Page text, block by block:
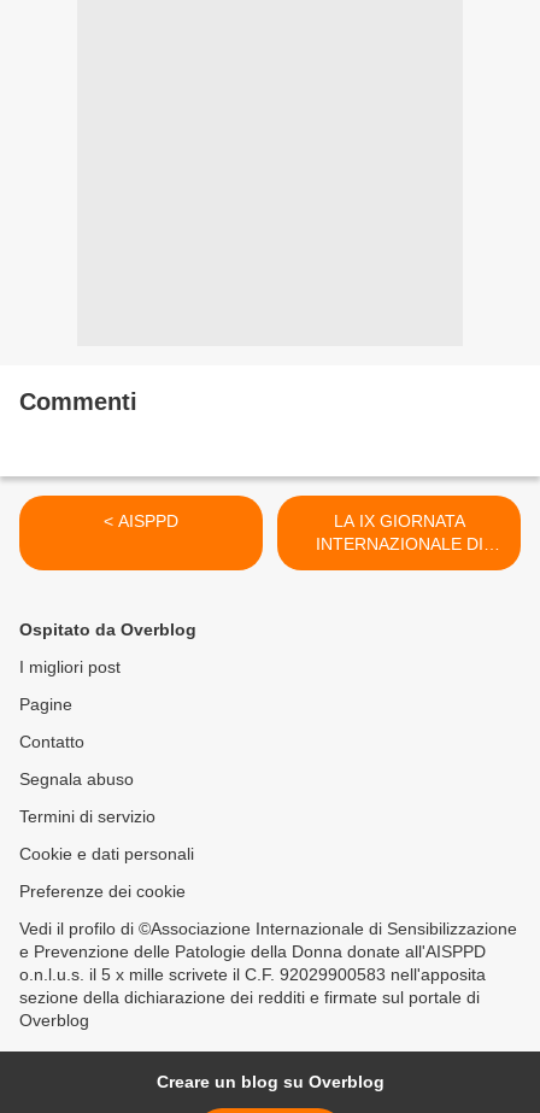
Commenti
< AISPPD
LA IX GIORNATA
INTERNAZIONALE DI
SENSIBILIZZAZIONE E
Ospitato da Overblog
I migliori post
Pagine
Contatto
Segnala abuso
Termini di servizio
Cookie e dati personali
Preferenze dei cookie
Vedi il profilo di ©Associazione Internazionale di Sensibilizzazione
e Prevenzione delle Patologie della Donna donate all'AISPPD
o.n.l.u.s. il 5 x mille scrivete il C.F. 92029900583 nell'apposita
sezione della dichiarazione dei redditi e firmate sul portale di
Overblog
Creare un blog su Overblog